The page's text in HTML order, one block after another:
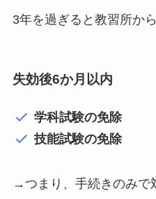
3年を過ぎると教習所か
失効後6か月以内
学科試験の免除
技能試験の免除
→つまり、手続きのみで